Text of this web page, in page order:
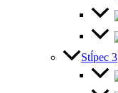
Stĺpec 3